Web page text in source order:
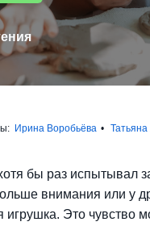
Ирина Воробьёва
бы раз испытывал
внимания или у
игрушка. Это чувство